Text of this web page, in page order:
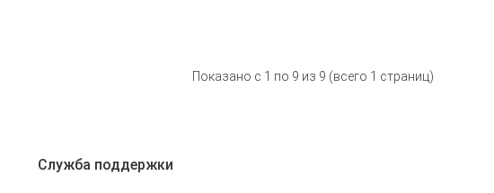
Показано с 1 по 9 из 9 (всего 1 страниц)
Служба поддержки